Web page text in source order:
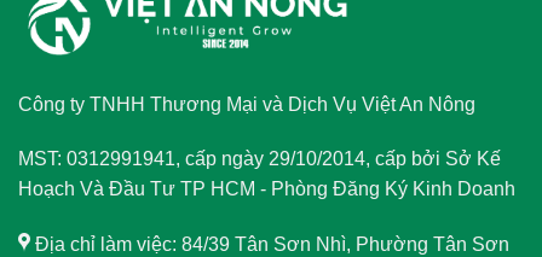
Công ty TNHH Thương Mại và Dịch Vụ Việt An Nông
MST: 0312991941, cấp ngày 29/10/2014, cấp bởi Sở Kế
Hoạch Và Đầu Tư TP HCM - Phòng Đăng Ký Kinh Doanh
Địa chỉ làm việc: 84/39 Tân Sơn Nhì, Phường Tân Sơn